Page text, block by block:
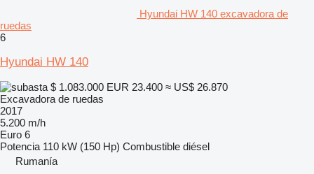
Hyundai HW 140 excavadora de
ruedas
6
Hyundai HW 140
$ 1.083.000 EUR 23.400 ≈ US$ 26.870
Excavadora de ruedas
2017
5.200 m/h
Euro 6
Potencia 110 kW (150 Hp) Combustible diésel
Rumanía